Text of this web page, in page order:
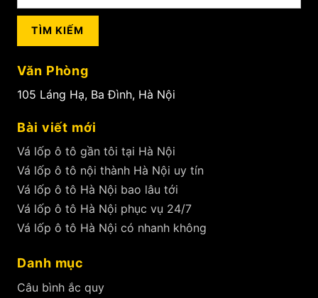
kiếm
cho:
Văn Phòng
105 Láng Hạ, Ba Đình, Hà Nội
Bài viết mới
Vá lốp ô tô gần tôi tại Hà Nội
Vá lốp ô tô nội thành Hà Nội uy tín
Vá lốp ô tô Hà Nội bao lâu tới
Vá lốp ô tô Hà Nội phục vụ 24/7
Vá lốp ô tô Hà Nội có nhanh không
Danh mục
Câu bình ắc quy